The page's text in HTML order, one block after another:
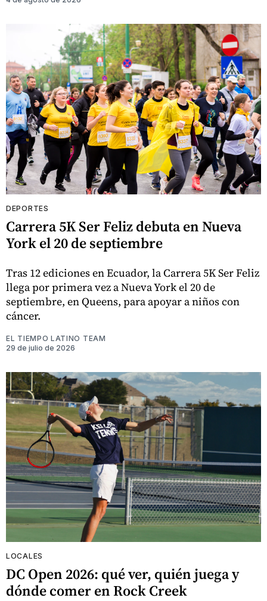
DEPORTES
Carrera 5K Ser Feliz debuta en Nueva
York el 20 de septiembre
Tras 12 ediciones en Ecuador, la Carrera 5K Ser Feliz
llega por primera vez a Nueva York el 20 de
septiembre, en Queens, para apoyar a niños con
cáncer.
EL TIEMPO LATINO TEAM
29 de julio de 2026
LOCALES
DC Open 2026: qué ver, quién juega y
dónde comer en Rock Creek